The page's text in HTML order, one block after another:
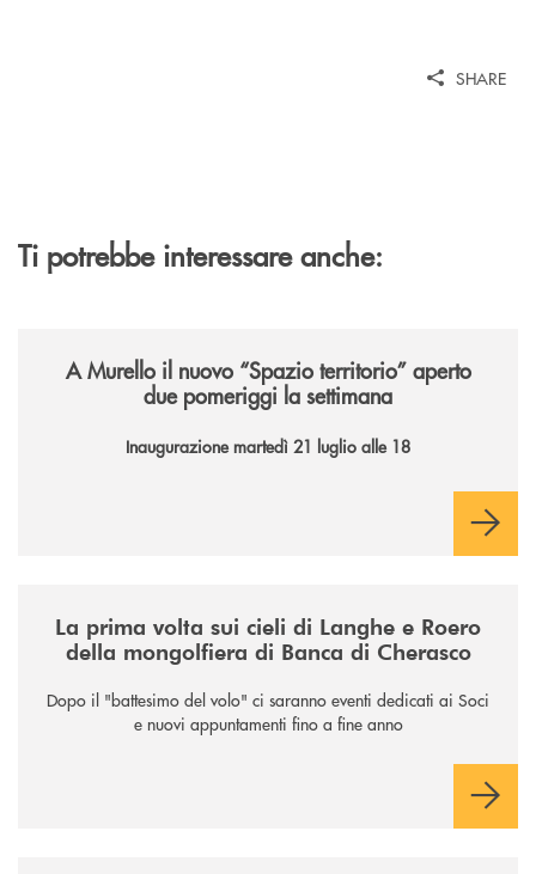
SHARE
Ti potrebbe interessare anche:
A Murello il nuovo “Spazio territorio” aperto
due pomeriggi la settimana
Inaugurazione martedì 21 luglio alle 18
La prima volta sui cieli di Langhe e Roero
della mongolfiera di Banca di Cherasco
Dopo il "battesimo del volo" ci saranno eventi dedicati ai Soci
e nuovi appuntamenti fino a fine anno